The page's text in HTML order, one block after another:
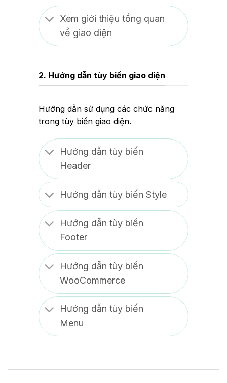
Xem giới thiệu tổng quan
về giao diện
2. Hướng dẫn tùy biến giao diện
Hướng dẫn sử dụng các chức năng
trong tùy biến giao diện.
Hướng dẫn tùy biến
Header
Hướng dẫn tùy biến Style
Hướng dẫn tùy biến
Footer
Hướng dẫn tùy biến
WooCommerce
Hướng dẫn tùy biến
Menu